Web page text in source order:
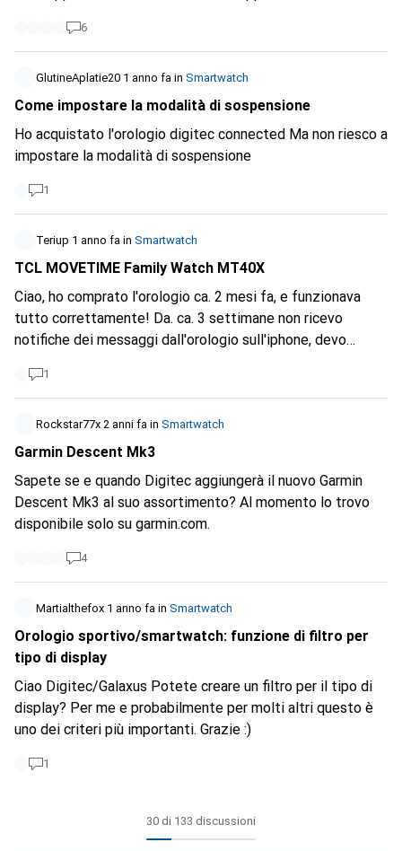
l'orologio oggi stesso. Se ciò non fosse possibile, potreste
indicarmi una data approssimativa in cui sarà disponibile?
Altri fornitori, come OchsnerSport, li hanno già nel loro
assortimento (vedi link: OchsnerSport Fenix 8), ma vorrei
feedback. Cordiali saluti, Jevgenijs F.
6
GlutineAplatie20 1 anno fa in Smartwatch
Come impostare la modalità di sospensione
Ho acquistato l'orologio digitec connected Ma non riesco a
impostare la modalità di sospensione
1
Teriup 1 anno fa in Smartwatch
TCL MOVETIME Family Watch MT40X
Ciao, ho comprato l'orologio ca. 2 mesi fa, e funzionava
tutto correttamente! Da. ca. 3 settimane non ricevo
notifiche dei messaggi dall'orologio sull'iphone, devo
inviato dei messaggi, invece su android funziona tutto
correttamente. Ho contattato direttamente TCL,
personale scortese e mi hanno risposto che ci vorrà un po'
di tempo per risolvere il problema in quanto devono fare
connect (anche se inzialmente funzionava tutto)
QUALCUN'ALTRO HA PROBLEMI CON IPHONE?????
1
Rockstar77x 2 anni fa in Smartwatch
Garmin Descent Mk3
Sapete se e quando Digitec aggiungerà il nuovo Garmin
Descent Mk3 al suo assortimento? Al momento lo trovo
disponibile solo su garmin.com.
4
Martialthefox 1 anno fa in Smartwatch
Orologio sportivo/smartwatch: funzione di filtro per
tipo di display
Ciao Digitec/Galaxus Potete creare un filtro per il tipo di
display? Per me e probabilmente per molti altri questo è
uno dei criteri più importanti. Grazie :)
1
30 di 133 discussioni